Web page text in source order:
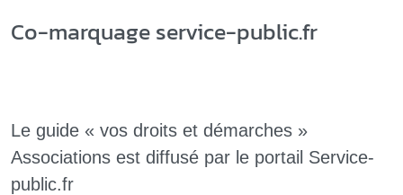
Co-marquage service-public.fr
Le guide « vos droits et démarches »
Associations est diffusé par le portail Service-
public.fr